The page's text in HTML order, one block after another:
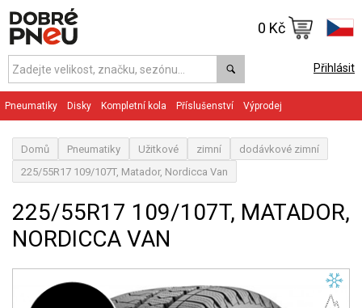
Přihlásit
0 Kč
Pneumatiky Disky Kompletní kola Příslušenství Výprodej
Domů Pneumatiky Užitkové zimní
dodávkové zimní
225/55R17 109/107T, Matador, Nordicca Van
225/55R17 109/107T, MATADOR,
NORDICCA VAN